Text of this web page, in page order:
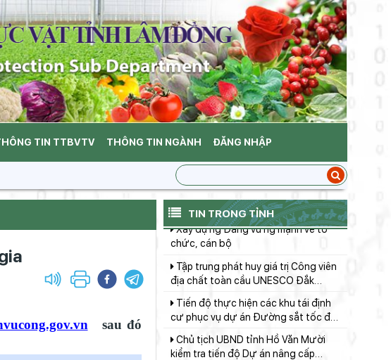
TIN TTBVTV THÔNG TIN NGÀNH ĐĂNG NHẬP
sau đó
TIN TRONG TỈNH
nhanh tiến độ xây dựng dự án
Chung cư sông Cà Ty
Chủ tịch UBND tỉnh đối thoại với
gần 5000 nông dân: Tháo gỡ vướng
mắc, thúc đẩy nông nghiệp bền
vững
Hội đồng Sáng kiến tỉnh thống nhất
79 sáng kiến đạt hiệu quả áp dụng,
khả năng nhân rộng cấp tỉnh
Phiên họp lần thứ 24 Ban chỉ đạo
quốc gia về chống khai thác hải sản
không theo quy định (IUU)
Phó Chủ tịch UBND tỉnh Nguyễn
khai các dự án giao thông trọng
điểm khu vực Đông Nam tỉnh
Xây dựng Đảng vững mạnh về tổ
chức, cán bộ
Tập trung phát huy giá trị Công viên
địa chất toàn cầu UNESCO Đắk
Nông, hướng tới phát triển bền vững
cư phục vụ dự án Đường sắt tốc độ
cao trên trục Bắc - Nam đoạn qua địa
kiểm tra tiến độ Dự án nâng cấp
Quốc lộ 28B
đẩy triển khai các dự án điện mặt trời
nổi